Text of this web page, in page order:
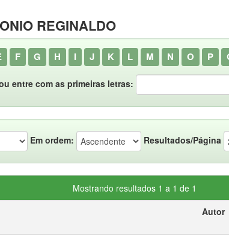
REGINALDO
F G H I J K L M N O P
entre com as primeiras letras:
Em ordem: Resultados/Página
Mostrando resultados 1 a 1 de 1
Autor